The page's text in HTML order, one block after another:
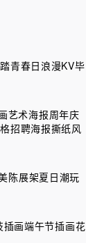
青春日浪漫KV毕
艺术海报周年庆
招聘海报撕纸风
陈展架夏日潮玩
插画端午节插画花